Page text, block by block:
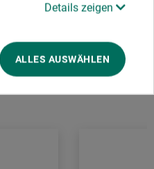
Details zeigen
ALLES AUSWÄHLEN
auch